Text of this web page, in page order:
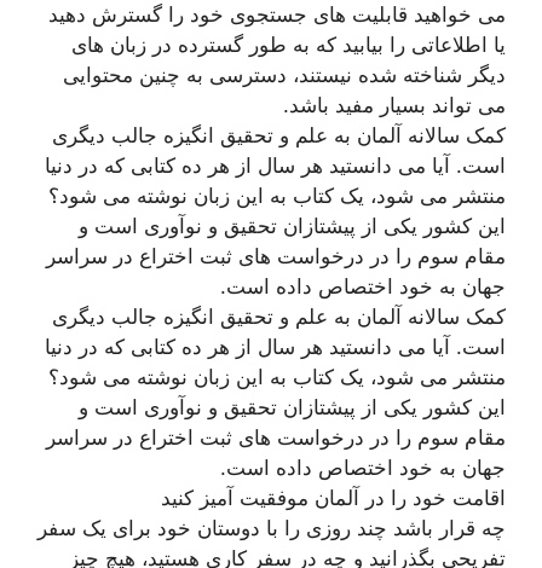
می خواهید قابلیت های جستجوی خود را گسترش دهید
یا اطلاعاتی را بیابید که به طور گسترده در زبان های
دیگر شناخته شده نیستند، دسترسی به چنین محتوایی
می تواند بسیار مفید باشد.
کمک سالانه آلمان به علم و تحقیق انگیزه جالب دیگری
است. آیا می دانستید هر سال از هر ده کتابی که در دنیا
منتشر می شود، یک کتاب به این زبان نوشته می شود؟
این کشور یکی از پیشتازان تحقیق و نوآوری است و
مقام سوم را در درخواست های ثبت اختراع در سراسر
جهان به خود اختصاص داده است.
کمک سالانه آلمان به علم و تحقیق انگیزه جالب دیگری
است. آیا می دانستید هر سال از هر ده کتابی که در دنیا
منتشر می شود، یک کتاب به این زبان نوشته می شود؟
این کشور یکی از پیشتازان تحقیق و نوآوری است و
مقام سوم را در درخواست های ثبت اختراع در سراسر
جهان به خود اختصاص داده است.
اقامت خود را در آلمان موفقیت آمیز کنید
چه قرار باشد چند روزی را با دوستان خود برای یک سفر
تفریحی بگذرانید و چه در سفر کاری هستید، هیچ چیز